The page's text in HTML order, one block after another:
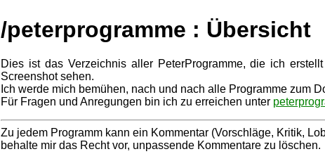
/peterprogramme : Übersicht
Dies ist das Verzeichnis aller PeterProgramme, die ich
Screenshot sehen.
Ich werde mich bemühen, nach und nach alle Programme zum
Für Fragen und Anregungen bin ich zu erreichen unter
Zu jedem Programm kann ein Kommentar (Vorschläge, Kritik,
behalte mir das Recht vor, unpassende Kommentare zu löschen.